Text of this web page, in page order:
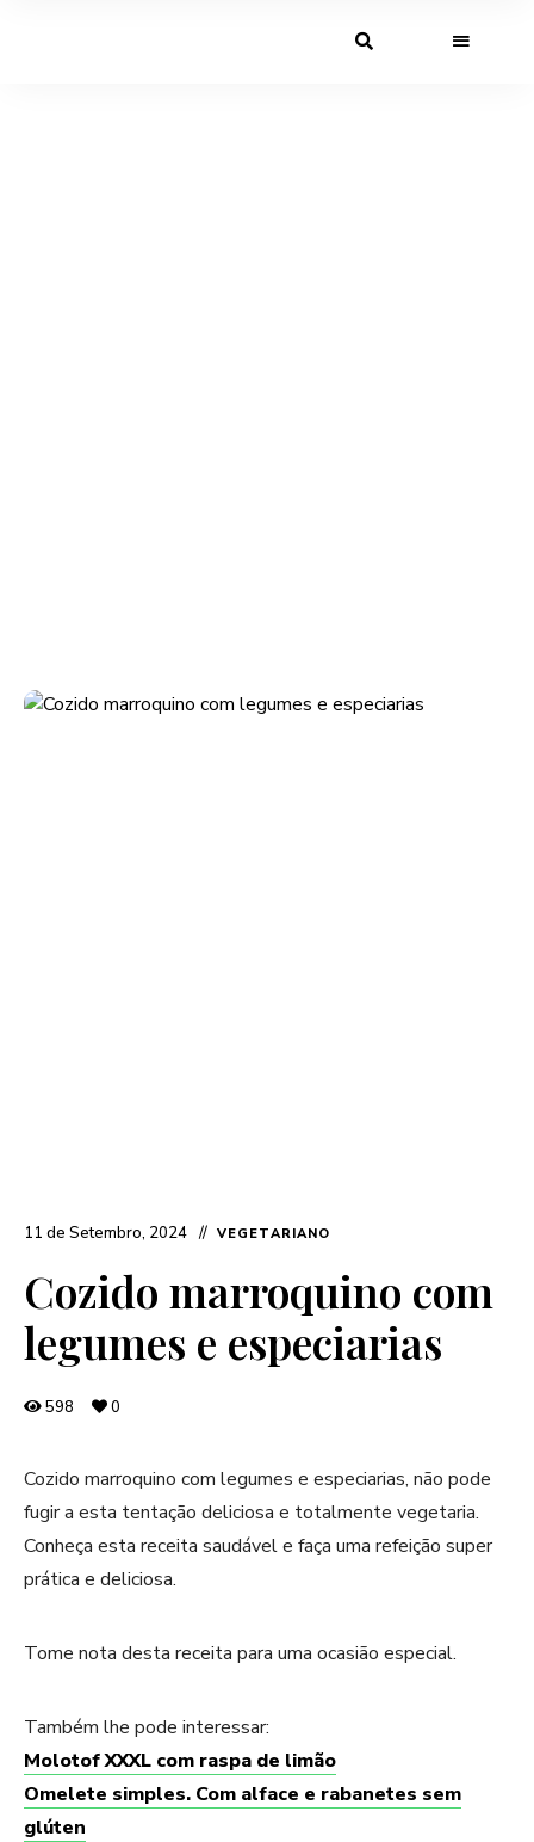
11 de Setembro, 2024 VEGETARIANO
Cozido marroquino com
legumes e especiarias
598 0
Cozido marroquino com legumes e especiarias, não pode
fugir a esta tentação deliciosa e totalmente vegetaria.
Conheça esta receita saudável e faça uma refeição super
prática e deliciosa.
Tome nota desta receita para uma ocasião especial.
Também lhe pode interessar:
Molotof XXXL com raspa de limão
Omelete simples. Com alface e rabanetes sem
glúten